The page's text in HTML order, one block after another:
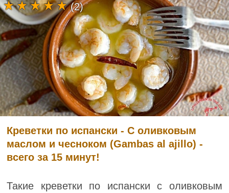
Креветки по испански - С оливковым
маслом и чесноком (Gambas al ajillo) -
всего за 15 минут!
Такие креветки по испански с оливковым
(2)